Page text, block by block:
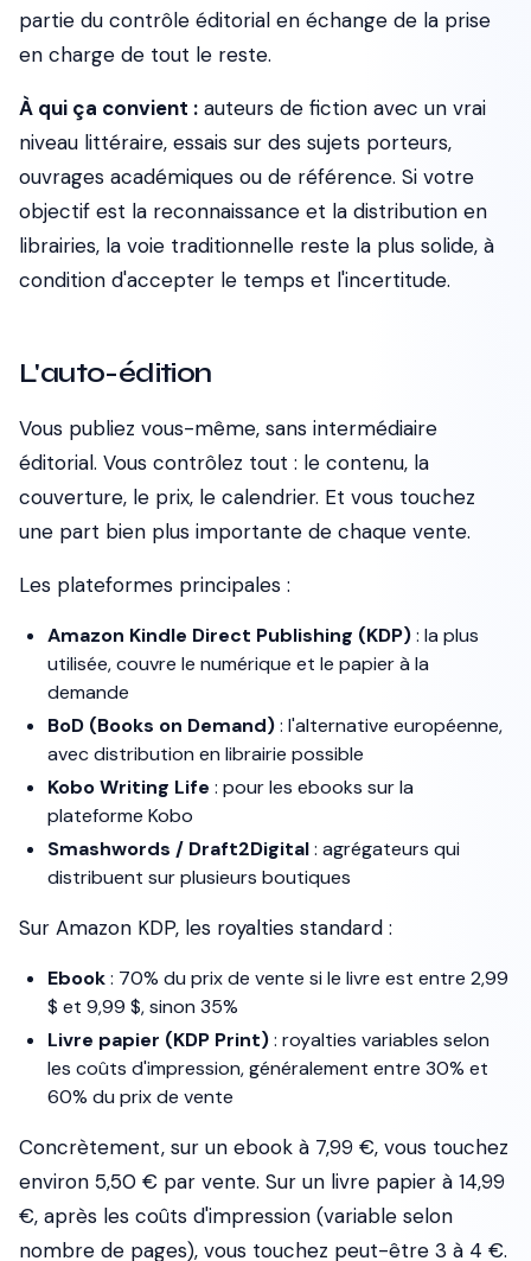
partie du contrôle éditorial en échange de la prise
en charge de tout le reste.
À qui ça convient : auteurs de fiction avec un vrai
niveau littéraire, essais sur des sujets porteurs,
ouvrages académiques ou de référence. Si votre
objectif est la reconnaissance et la distribution en
librairies, la voie traditionnelle reste la plus solide, à
condition d'accepter le temps et l'incertitude.
L'auto-édition
Vous publiez vous-même, sans intermédiaire
éditorial. Vous contrôlez tout : le contenu, la
couverture, le prix, le calendrier. Et vous touchez
une part bien plus importante de chaque vente.
Les plateformes principales :
Amazon Kindle Direct Publishing (KDP): la plus
utilisée, couvre le numérique et le papier à la
demande
BoD (Books on Demand): l'alternative européenne,
avec distribution en librairie possible
Kobo Writing Life : pour les ebooks sur la
plateforme Kobo
Smashwords / Draft2Digital: agrégateurs qui
distribuent sur plusieurs boutiques
Sur Amazon KDP, les royalties standard :
Ebook: 70% du prix de vente si le livre est entre 2,99
$ et 9,99 $, sinon 35%
Livre papier (KDP Print): royalties variables selon
les coûts d'impression, généralement entre 30% et
60% du prix de vente
Concrètement, sur un ebook à 7,99 €, vous touchez
environ 5,50 € par vente. Sur un livre papier à 14,99
€, après les coûts d'impression (variable selon
nombre de pages), vous touchez peut-être 3 à 4 €.